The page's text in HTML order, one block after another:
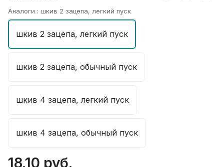
Аналоги : шкив 2 зацепа, легкий пуск
шкив 2 зацепа, легкий пуск
шкив 2 зацепа, обычный пуск
шкив 4 зацепа, легкий пуск
шкив 4 зацепа, обычный пуск
18.10 руб.